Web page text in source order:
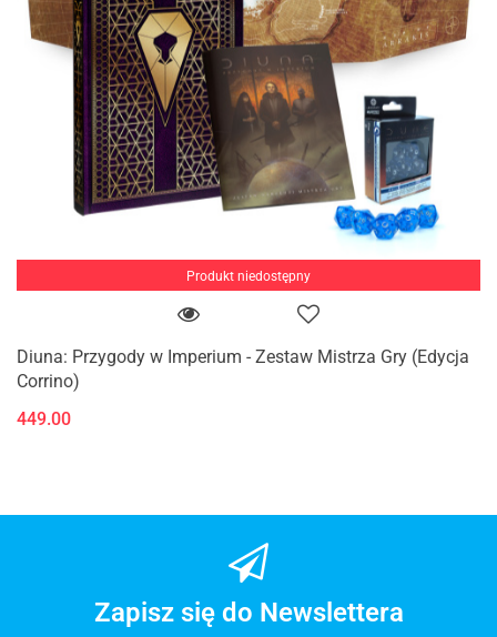
Produkt niedostępny
Diuna: Przygody w Imperium - Zestaw Mistrza Gry (Edycja
Corrino)
449.00
Zapisz się do Newslettera